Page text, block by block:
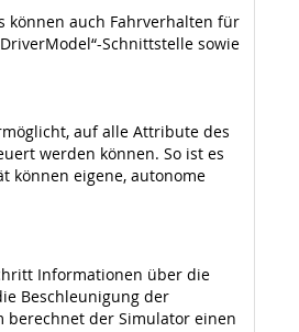
können auch Fahrverhalten für
Schnittstelle sowie
auf alle Attribute des
werden können. So ist es
können eigene, autonome
Informationen über die
Beschleunigung der
berechnet der Simulator einen